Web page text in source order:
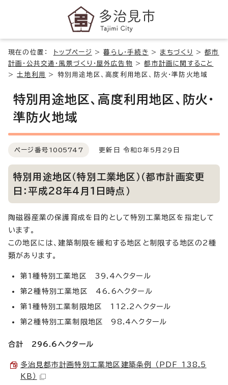
現在の位置： トップページ >暮らし・手続き > まちづくり >都市
計画・公共交通・風景づくり・屋外広告物
>都市計画に関すること
>土地利用 > 特別用途地区、高度利用地区、防火・準防火地域
特別用途地区、高度利用地区、防火・
準防火地域
ページ番号 1005747 更新日 令和8年5月29日
特別用途地区（特別工業地区）（都市計画変更
日：平成28年4月1日時点）
陶磁器産業の保護育成を目的として特別工業地区を指定して
います。
この地区には、建築制限を緩和する地区と制限する地区の2種
類があります。
第1種特別工業地区 39.4ヘクタール
第2種特別工業地区 46.6ヘクタール
第1種特別工業制限地区 112.2ヘクタール
第2種特別工業制限地区 98.4ヘクタール
合計 296.6ヘクタール
多治見都市計画特別工業地区建築条例 （PDF 138.5
KB）